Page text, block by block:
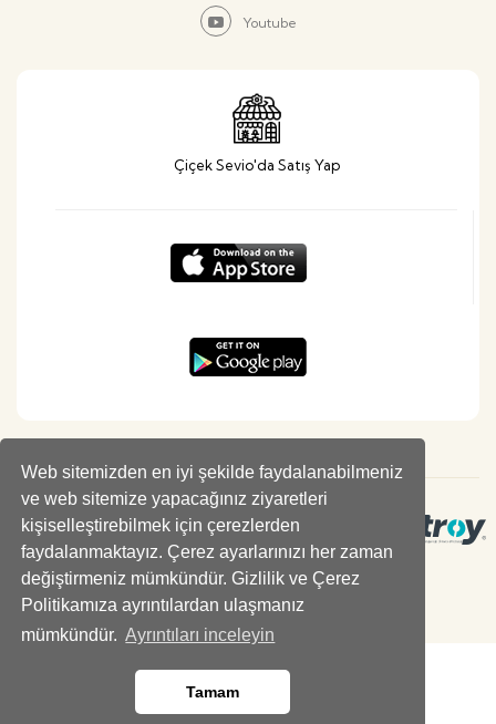
Web sitemizden en iyi şekilde faydalanabilmeniz
ve web sitemize yapacağınız ziyaretleri
kişiselleştirebilmek için çerezlerden
faydalanmaktayız. Çerez ayarlarınızı her zaman
değiştirmeniz mümkündür. Gizlilik ve Çerez
Politikamıza ayrıntılardan ulaşmanız
mümkündür. Ayrıntıları inceleyin
Tamam
Youtube
Çiçek Sevio'da Satış Yap